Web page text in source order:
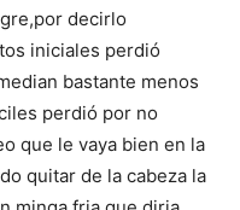
decirlo
iniciales perdió
bastante menos
perdió por no
que le vaya bien en la
quitar de la cabeza la